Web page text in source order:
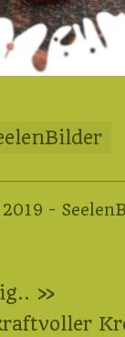
15.
-
»